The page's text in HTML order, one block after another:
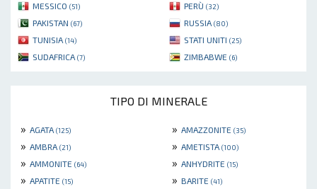
MESSICO (51) PERÙ (32)
PAKISTAN (67) RUSSIA (80)
TUNISIA (14) STATI UNITI (25)
SUDAFRICA (7) ZIMBABWE (6)
TIPO DI MINERALE
» AGATA (125) » AMAZZONITE (35)
» AMBRA (21) » AMETISTA (100)
» AMMONITE (64) » ANHYDRITE (15)
» APATITE (15) » BARITE (41)